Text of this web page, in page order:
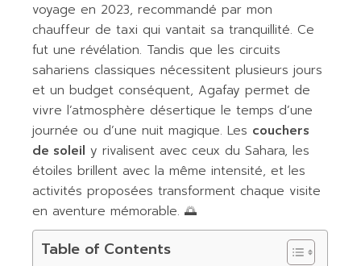
voyage en 2023, recommandé par mon
chauffeur de taxi qui vantait sa tranquillité. Ce
fut une révélation. Tandis que les circuits
sahariens classiques nécessitent plusieurs jours
et un budget conséquent, Agafay permet de
vivre l’atmosphère désertique le temps d’une
journée ou d’une nuit magique. Les couchers
de soleil y rivalisent avec ceux du Sahara, les
étoiles brillent avec la même intensité, et les
activités proposées transforment chaque visite
en aventure mémorable. 🌅
Table of Contents